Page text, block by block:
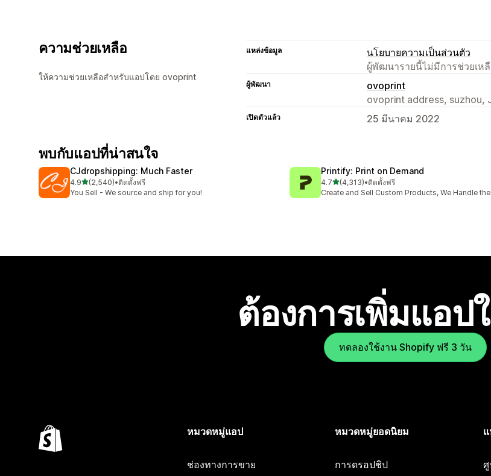
ความช่วยเหลือ
ให้ความช่วยเหลือสำหรับแอปโดย ovoprint
แหล่งข้อมูล
นโยบายความเป็นส่วนตัว
ผู้พัฒนารายนี้ไม่มีการช่วยเห
ผู้พัฒนา
ovoprint
ovoprint address, suzhou,
เปิดตัวแล้ว 25 มีนาคม 2022
พบกับแอปที่น่าสนใจ
CJdropshipping: Much Faster
4.9เต็ม 5 ดาว
(2,540)
ทั้งหมด 2540 รีวิว
•ติดตั้งฟรี
You Sell - We source and ship for you!
Printify: Print on Demand
4.7เต็ม 5 ดาว
(4,313)
ทั้งหมด 4313 รีวิว
•ติดตั้งฟรี
Create and Sell Custom Products, We Handle the
ต้องการเพิ่มแอป
ทดลองใช้งาน Shopify ฟรี 3 วัน
หมวดหมู่แอป
ช่องทางการขาย
หมวดหมู่ยอดนิยม
การดรอปชิป ศู